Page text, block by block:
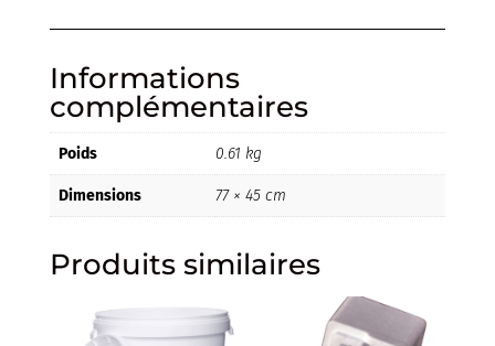
Informations
complémentaires
Poids 0.61 kg
Dimensions 77 × 45 cm
Produits similaires